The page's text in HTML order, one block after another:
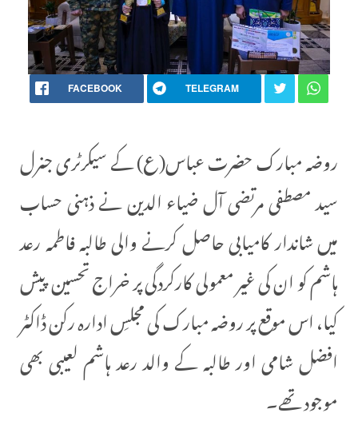
FACEBOOK TELEGRAM
روضہ مبارک حضرت عباس(ع) کے سیکرٹری جنرل
سید مصطفی مرتضی آل ضیاء الدین نے ذہنی حساب
میں شاندار کامیابی حاصل کرنے والی طالبہ فاطمہ رعد
ہاشم کو ان کی غیر معمولی کارکردگی پر خراج تحسین پیش
کیا، اس موقع پر روضہ مبارک کی مجلسِ ادارہ رکن ڈاکٹر
افضل شامی اور طالبہ کے والد رعد ہاشم لعیبی بھی
موجود تھے۔